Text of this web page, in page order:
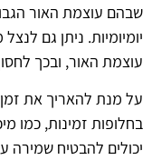
שבהם עוצמת האור
יומיומיות. ניתן גם
עוצמת האור, ובכך
על מנת להאריך את
בחלופות זמינות, כמו
יכולים להבטיח שמירה